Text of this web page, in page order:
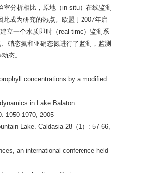
分析相比，原地（in-situ）在线监测
成为研究的热点。欧盟于2007年启
立一个水质即时（real-time）监测系
硝态氮和亚硝态氮进行了监测，监测
态。
concentrations by a modified
in Lake Balaton
1950-1970, 2005
Lake. Caldasia 28（1）: 57-66,
an international conference held